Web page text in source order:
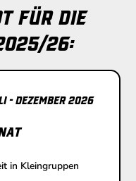
für die
26:
- Dezember 2026
in Kleingruppen